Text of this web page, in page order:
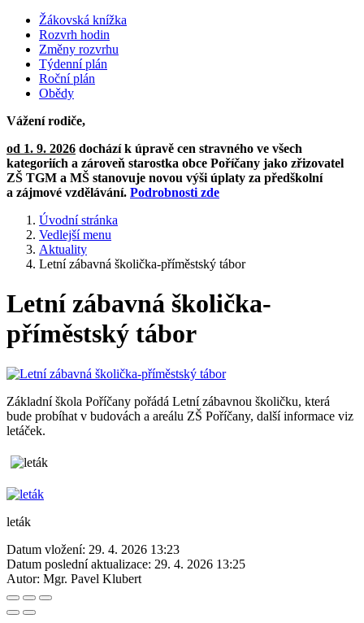
Žákovská knížka
Rozvrh hodin
Změny rozvrhu
Týdenní plán
Roční plán
Obědy
Vážení rodiče,
od 1. 9. 2026 dochází k úpravě cen stravného ve všech
kategoriích a zároveň starostka obce Poříčany jako zřizovatel
ZŠ TGM a MŠ stanovuje novou výši úplaty za předškolní
a zájmové vzdělávání. Podrobnosti zde
Úvodní stránka
Vedlejší menu
Aktuality
Letní zábavná školička-příměstský tábor
Letní zábavná školička-
příměstský tábor
Základní škola Poříčany pořádá Letní zábavnou školičku, která
bude probíhat v budovách a areálu ZŠ Poříčany, další informace viz
letáček.
leták
Datum vložení: 29. 4. 2026 13:23
Datum poslední aktualizace: 29. 4. 2026 13:25
Autor: Mgr. Pavel Klubert